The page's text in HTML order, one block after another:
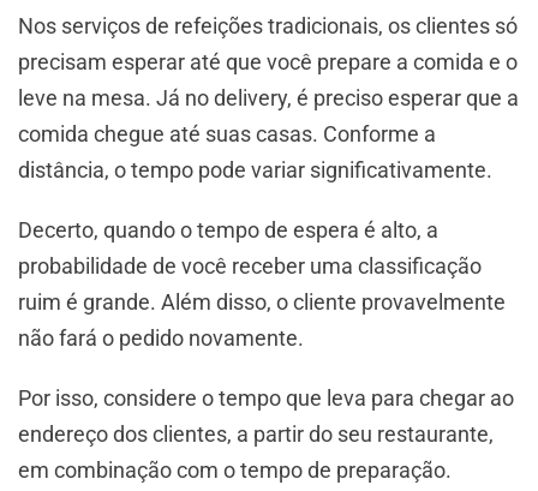
Nos serviços de refeições tradicionais, os clientes só
precisam esperar até que você prepare a comida e o
leve na mesa. Já no delivery, é preciso esperar que a
comida chegue até suas casas. Conforme a
distância, o tempo pode variar significativamente.
Decerto, quando o tempo de espera é alto, a
probabilidade de você receber uma classificação
ruim é grande. Além disso, o cliente provavelmente
não fará o pedido novamente.
Por isso, considere o tempo que leva para chegar ao
endereço dos clientes, a partir do seu restaurante,
em combinação com o tempo de preparação.